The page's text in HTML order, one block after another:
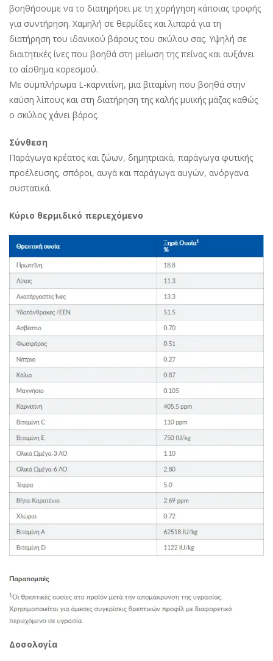
βοηθήσουμε να το διατηρήσει με τη χορήγηση κάποιας τροφής
για συντήρηση. Χαμηλή σε θερμίδες και λιπαρά για τη
διατήρηση του ιδανικού βάρους του σκύλου σας. Υψηλή σε
διαιτητικές ίνες που βοηθά στη μείωση της πείνας και αυξάνει
το αίσθημα κορεσμού.
Με συμπλήρωμα L-καρνιτίνη, μια βιταμίνη που βοηθά στην
καύση λίπους και στη διατήρηση της καλής μυϊκής μάζας καθώς
ο σκύλος χάνει βάρος.
Σύνθεση
Παράγωγα κρέατος και ζώων, δημητριακά, παράγωγα φυτικής
προέλευσης, σπόροι, αυγά και παράγωγα αυγών, ανόργανα
συστατικά.
Κύριο θερμιδικό περιεχόμενο
Δοσολογία